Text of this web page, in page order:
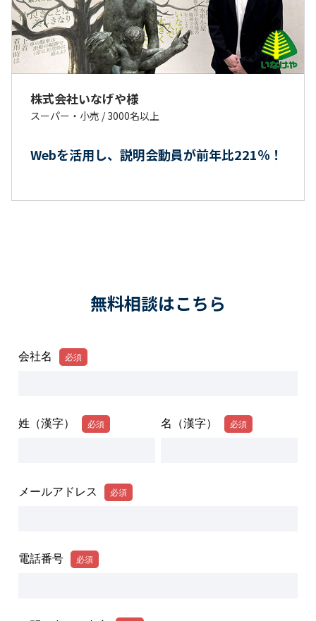
株式会社いなげや様
スーパー・小売 /3000名以上
Webを活用し、説明会動員が前年比221％！
無料相談はこちら